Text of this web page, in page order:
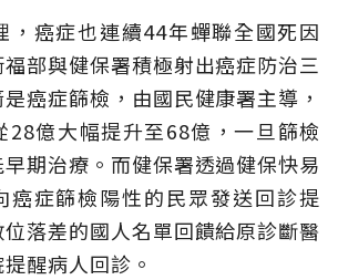
，癌症也連續44年蟬聯全國死因
部與健保署積極射出癌症防治三
癌症篩檢，由國民健康署主導，
28億大幅提升至68億，一旦篩檢
期治療。而健保署透過健保快易
癌症篩檢陽性的民眾發送回診提
落差的國人名單回饋給原診斷醫
醒病人回診。